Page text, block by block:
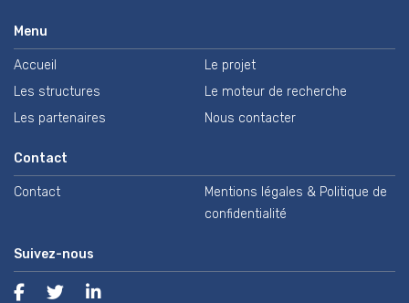
Menu
Accueil
Le projet
Les structures
Le moteur de recherche
Les partenaires
Nous contacter
Contact
Contact
Mentions légales & Politique de
confidentialité
Suivez-nous